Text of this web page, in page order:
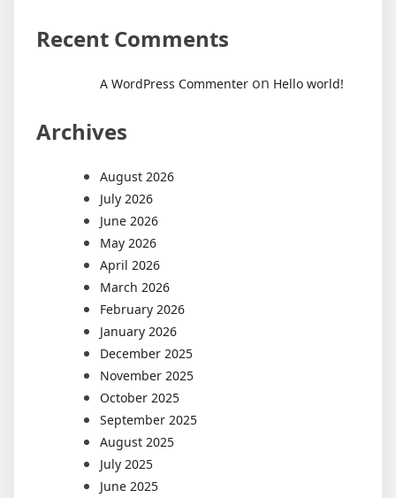
Recent Comments
A WordPress Commenter on Hello world!
Archives
August 2026
July 2026
June 2026
May 2026
April 2026
March 2026
February 2026
January 2026
December 2025
November 2025
October 2025
September 2025
August 2025
July 2025
June 2025